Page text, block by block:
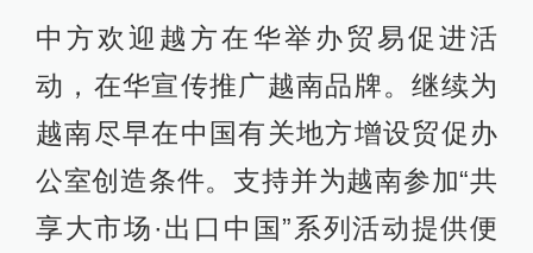
中方欢迎越方在华举办贸易促进活
动，在华宣传推广越南品牌。继续为
越南尽早在中国有关地方增设贸促办
公室创造条件。支持并为越南参加“共
享大市场·出口中国”系列活动提供便